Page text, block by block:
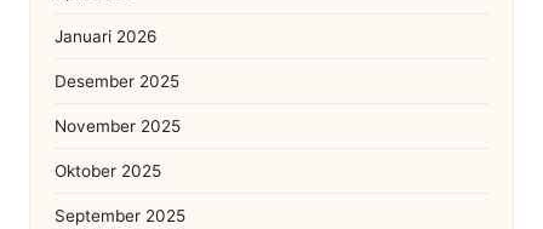
Januari 2026
Desember 2025
November 2025
Oktober 2025
September 2025